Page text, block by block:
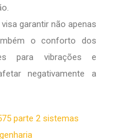
garantir não apenas
o conforto dos
para vibrações e
negativamente a